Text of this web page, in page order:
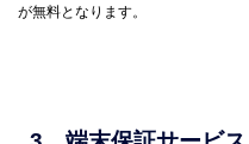
が無料となります。